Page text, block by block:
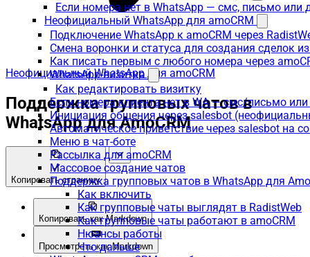
Если номера нет в WhatsApp — смс, письмо или
Неофициальный WhatsApp для amoCRM
Подключение WhatsApp к amoCRM через
Смена воронки и статуса для создания сделок
Как писать первым с любого номера через
WhatsApp-визитка
Как редактировать визитку
Если номера клиента нет в WA — смс/письмо
Инициация общения через salesbot
Автоматическое приветствие через salesbot на
Меню в чат-боте
Рассылка для amoCRM
Массовое создание чатов
Поддержка групповых чатов в WhatsApp для
Как включить
Как групповые чаты выглядят в RadistWeb
Как групповые чаты работают в amoCRM
Нюансы работы
Что дальше
Неофициальный WhatsApp для amoCRM
Поддержка групповых чатов в
WhatsApp для AmoCRM
Копировать страницу
Копировать как Markdown
Просмотреть как Markdown